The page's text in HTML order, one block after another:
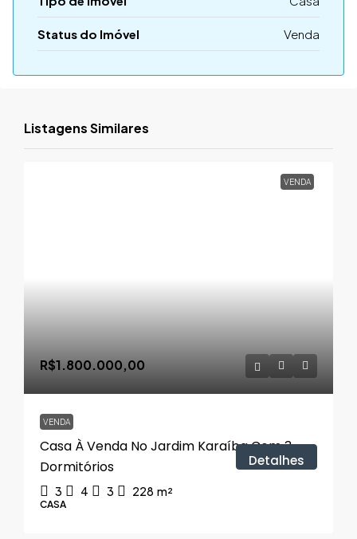
Status do Imóvel Venda
Listagens Similares
VENDA
R$1.800.000,00
VENDA
Casa À Venda No Jardim Karaíba Com 3
Dormitórios
3 4 3 228 m²
CASA
Detalhes